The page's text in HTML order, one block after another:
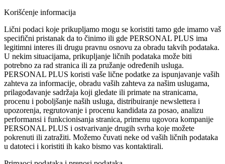
Korišćenje informacija
Lični podaci koje prikupljamo mogu se koristiti tamo gde imamo vaš
specifični pristanak da to činimo ili gde PERSONAL PLUS ima
legitimni interes ili drugu pravnu osnovu za obradu takvih podataka.
U nekim situacijama, prikupljanje ličnih podataka može biti
potrebno za rad stranica ili za pružanje određenih usluga.
PERSONAL PLUS koristi vaše lične podatke za ispunjavanje vaših
zahteva za informacije, obradu vaših zahteva za našim uslugama,
prilagođavanje sadržaja koji gledate ili primate na stranicama,
procenu i poboljšanje naših usluga, distribuiranje newslettera i
upozorenja, regrutovanje i procenu kandidata za posao, analizu
performansi i funkcionisanja stranica, primenu ugovora kompanije
PERSONAL PLUS i ostvarivanje drugih svrha koje možete
pokrenuti ili zatražiti. Možemo čuvati neke od vaših ličnih podataka
u datoteci i koristiti ih kako bismo vas kontaktirali.